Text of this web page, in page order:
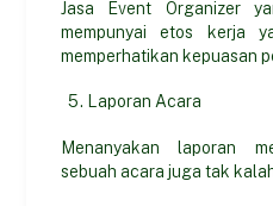
Jasa Event Organizer
mempunyai etos kerja
memperhatikan kepuasan
Laporan Acara
Menanyakan laporan
sebuah acara juga tak